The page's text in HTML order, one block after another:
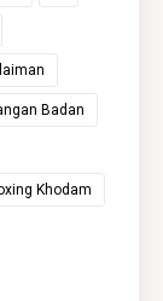
Badan
Khodam